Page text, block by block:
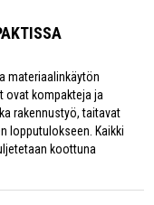
materiaalinkäytön
ovat kompakteja ja
rakennustyö, taitavat
lopputulokseen. Kaikki
koottuna